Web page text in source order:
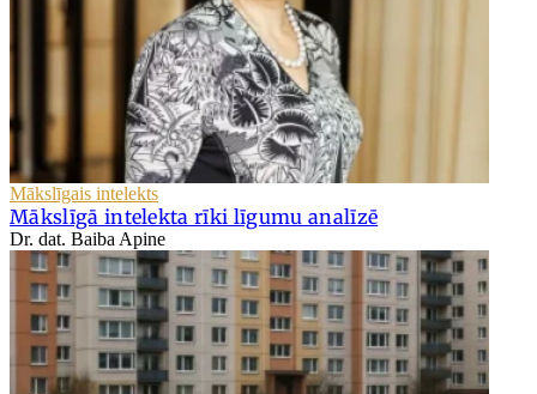
Mākslīgais intelekts
Mākslīgā intelekta rīki līgumu analīzē
Dr. dat. Baiba Apine